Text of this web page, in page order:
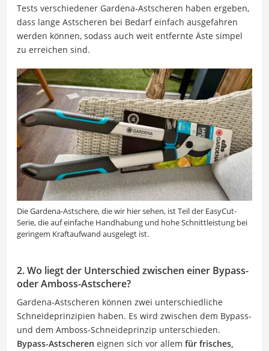
Tests verschiedener Gardena-Astscheren haben ergeben,
dass lange Astscheren bei Bedarf einfach ausgefahren
werden können, sodass auch weit entfernte Äste simpel
zu erreichen sind.
Die Gardena-Astschere, die wir hier sehen, ist Teil der EasyCut-
Serie, die auf einfache Handhabung und hohe Schnittleistung bei
geringem Kraftaufwand ausgelegt ist.
2. Wo liegt der Unterschied zwischen einer Bypass-
oder Amboss-Astschere?
Gardena-Astscheren können zwei unterschiedliche
Schneideprinzipien haben. Es wird zwischen dem Bypass-
und dem Amboss-Schneideprinzip unterschieden.
Bypass-Astscheren eignen sich vor allem für frisches,